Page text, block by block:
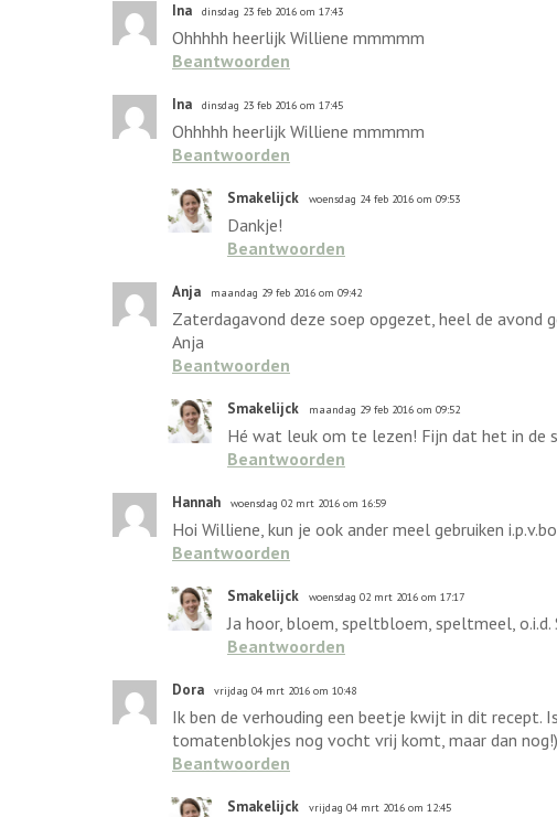
Ina dinsdag 23 feb 2016 om 17:43
Ohhhhh heerlijk Williene mmmmm
Beantwoorden
Ina dinsdag 23 feb 2016 om 17:45
Ohhhhh heerlijk Williene mmmmm
Beantwoorden
Smakelijck woensdag 24 feb 2016 om 09:53
Dankje!
Beantwoorden
Anja maandag 29 feb 2016 om 09:42
Zaterdagavond deze soep opgezet, heel de avond
Anja
Beantwoorden
Smakelijck maandag 29 feb 2016 om 09:52
Hé wat leuk om te lezen! Fijn dat het in de
Beantwoorden
Hannah woensdag 02 mrt 2016 om 16:59
Hoi Williene, kun je ook ander meel gebruiken
Beantwoorden
Smakelijck woensdag 02 mrt 2016 om 17:17
Ja hoor, bloem, speltbloem, speltmeel, o.i.d.
Beantwoorden
Dora vrijdag 04 mrt 2016 om 10:48
Ik ben de verhouding een beetje kwijt in dit recept.
tomatenblokjes nog vocht vrij komt, maar dan
Beantwoorden
Smakelijck vrijdag 04 mrt 2016 om 12:45